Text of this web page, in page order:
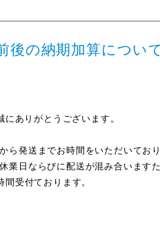
後の納期加算につい
ありがとうございます。
ら発送までお時間をいただいており
業日ならびに配送が混み合いま
受付ております。